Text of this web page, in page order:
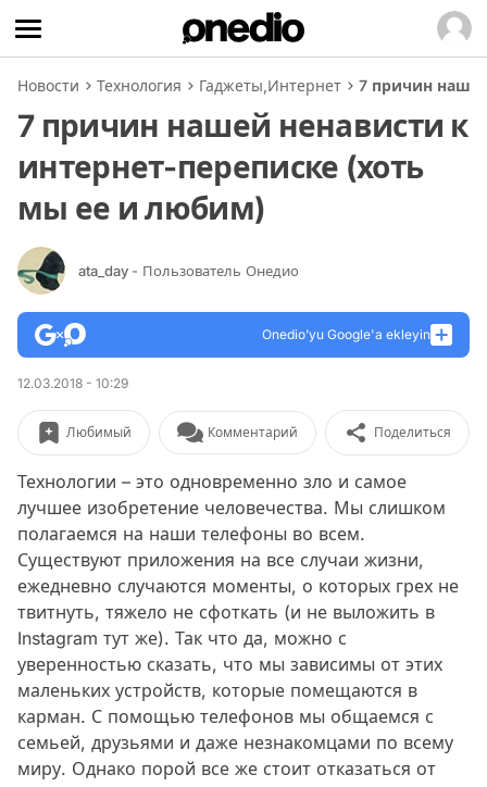
Новости Технология Гаджеты,Интернет 7 причин
7 причин нашей ненависти к
интернет-переписке (хоть
мы ее и любим)
ata_day - Пользователь Онедио
Onedio’yu Google'a ekleyin
12.03.2018 - 10:29
Любимый Комментарий Поделиться
Технологии – это одновременно зло и самое
лучшее изобретение человечества. Мы слишком
полагаемся на наши телефоны во всем.
Существуют приложения на все случаи жизни,
ежедневно случаются моменты, о которых грех не
твитнуть, тяжело не сфоткать (и не выложить в
Instagram тут же). Так что да, можно с
уверенностью сказать, что мы зависимы от этих
маленьких устройств, которые помещаются в
карман. С помощью телефонов мы общаемся с
семьей, друзьями и даже незнакомцами по всему
миру. Однако порой все же стоит отказаться от